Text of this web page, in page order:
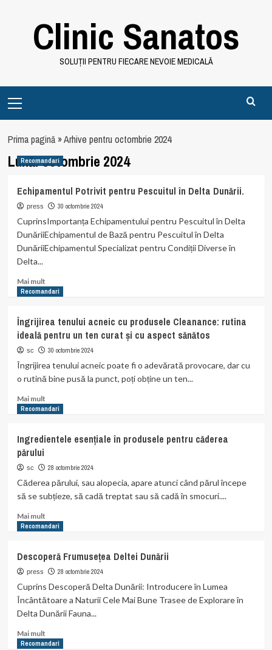
Clinic Sanatos
SOLUȚII PENTRU FIECARE NEVOIE MEDICALĂ
Menu
Prima pagină»Arhive pentru octombrie 2024
Lună:octombrie 2024
Recomandari
Echipamentul Potrivit pentru Pescuitul în Delta Dunării.
press 30 octombrie 2024
CuprinsImportanța Echipamentului pentru Pescuitul în Delta
DunăriiEchipamentul de Bază pentru Pescuitul în Delta
DunăriiEchipamentul Specializat pentru Condiții Diverse în
Delta...
Mai multRead
more
Potrivit
pentru
Pescuitul
Dunării.
Recomandari
Îngrijirea tenului acneic cu produsele Cleanance: rutina
ideală pentru un ten curat și cu aspect sănătos
sc 30 octombrie 2024
Îngrijirea tenului acneic poate fi o adevărată provocare, dar cu
o rutină bine pusă la punct, poți obține un ten...
Mai multRead
more
tenului
cu
produsele
Cleanance:
rutina
pentru
curat
și
cu
sănătos
Recomandari
Ingredientele esențiale în produsele pentru căderea
părului
sc 28 octombrie 2024
Căderea părului, sau alopecia, apare atunci când părul începe
să se subțieze, să cadă treptat sau să cadă în smocuri....
Mai multRead
more
esențiale
în
produsele
pentru
părului
Recomandari
Descoperă Frumusețea Deltei Dunării
press 28 octombrie 2024
Cuprins Descoperă Delta Dunării: Introducere în Lumea
Încântătoare a Naturii Cele Mai Bune Trasee de Explorare în
Delta Dunării Fauna...
Mai multRead
more
Recomandari